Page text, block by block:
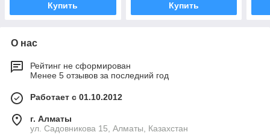
Купить Купить
О нас
Рейтинг не сформирован
Менее 5 отзывов за последний год
Работает с 01.10.2012
г. Алматы
ул. Садовникова 15, Алматы, Казахстан